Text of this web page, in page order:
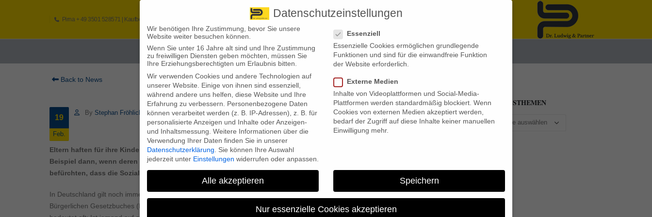
Pirna+ 49 3501 528571 | Kaufbeuren So finden Sie unsStandorte
Home Wir bieten Leistungsübersicht Über uns Standorte News
Back to News
19
Feb.
By Stephan Fröhlich
Eltern haften für ihre Kinder? Dieser Spruch funktioniert auch anders herum: Kinder haften für ihre Eltern! Zum
Beispiel dann, wenn deren Vermögen nicht ausreicht, um die Pflege zu bezahlen. Erwachsene Kinder müssen
befürchten, dass die Sozialämter zur Kasse bitten, wenn das Einkommen ein bestimmtes Schonvermögen übersteigt.
In Deutschland gilt noch immer, dass die Familie wesentlich die Sozialgesetzgebung bestimmt. Definiert doch § 1601 des
Bürgerlichen Gesetzbuches (BGB): „Verwandte in gerader Linie sind verpflichtet, einander Unterhalt zu gewähren“. Das
BEITRAGSTHEMEN
Datenschutzeinstellungen
Wir benötigen Ihre Zustimmung, bevor Sie unsere
Website weiter besuchen können.
Wenn Sie unter 16 Jahre alt sind und Ihre Zustimmung
zu freiwilligen Diensten geben möchten, müssen Sie
Ihre Erziehungsberechtigten um Erlaubnis bitten.
Wir verwenden Cookies und andere Technologien auf
unserer Website. Einige von ihnen sind essenziell,
während andere uns helfen, diese Website und Ihre
Erfahrung zu verbessern.
Personenbezogene Daten
können verarbeitet werden (z. B. IP-Adressen), z. B. für
personalisierte Anzeigen und Inhalte oder Anzeigen-
und Inhaltsmessung. Weitere Informationen über die
Verwendung Ihrer Daten finden Sie in unserer
Datenschutzerklärung
Sie können Ihre Auswahl
jederzeit unter Einstellungen widerrufen oder anpassen.
Essenziell
Essenzielle Cookies ermöglichen grundlegende
Funktionen und sind für die einwandfreie Funktion
der Website erforderlich.
Externe Medien
Inhalte von Videoplattformen und Social-Media-
Plattformen werden standardmäßig blockiert. Wenn
Cookies von externen Medien akzeptiert werden,
bedarf der Zugriff auf diese Inhalte keiner manuellen
Einwilligung mehr.
Alle akzeptieren Speichern
Nur essenzielle Cookies akzeptieren